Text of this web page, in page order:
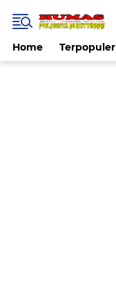
Home Terpopuler